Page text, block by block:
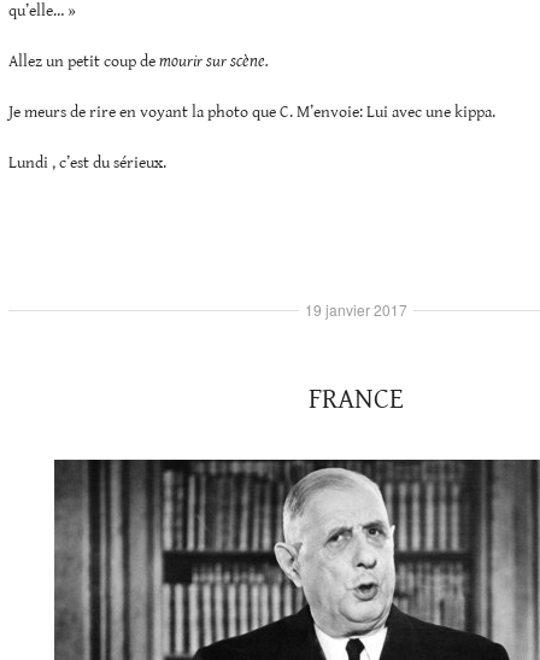
qu’elle… »
Allez un petit coup demourir sur scène.
Je meurs de rire en voyant la photo que C. M’envoie: Lui avec une kippa.
Lundi , c’est du sérieux.
FRANCE
19 janvier 2017